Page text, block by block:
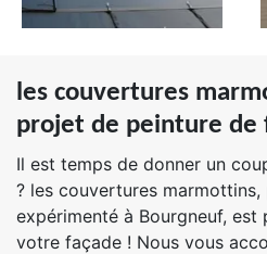
les couvertures
projet de peinture de
Il est temps de donner un
? les couvertures
expérimenté à Bourgneuf, est
votre façade ! Nous vous